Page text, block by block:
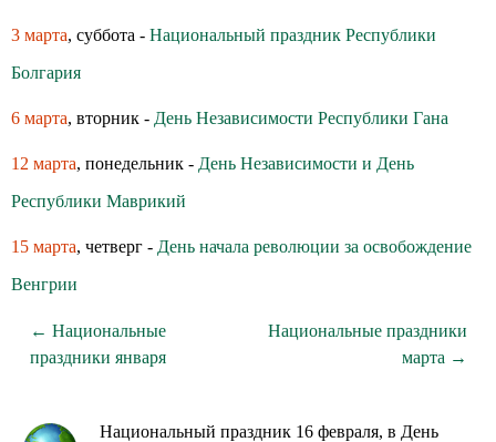
3 марта, суббота - Национальный праздник Республики
Болгария
6 марта, вторник - День Независимости Республики Гана
12 марта, понедельник - День Независимости и День
Республики Маврикий
15 марта, четверг - День начала революции за освобождение
Венгрии
← Национальные
праздники января
Национальные праздники
марта →
Национальный праздник 16 февраля, в День